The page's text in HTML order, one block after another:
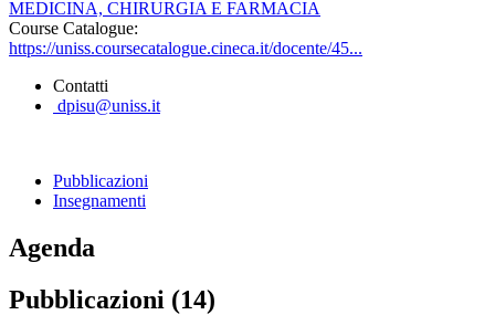
MEDICINA, CHIRURGIA E FARMACIA
Course Catalogue:
https://uniss.coursecatalogue.cineca.it/docente/45...
Contatti
dpisu@uniss.it
Pubblicazioni
Insegnamenti
Agenda
Pubblicazioni (14)